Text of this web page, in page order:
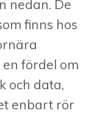
nedan. De
finns hos
fördel om
och data,
enbart rör